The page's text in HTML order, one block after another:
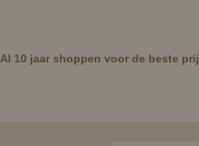
Al 10 jaar shoppen voor de beste